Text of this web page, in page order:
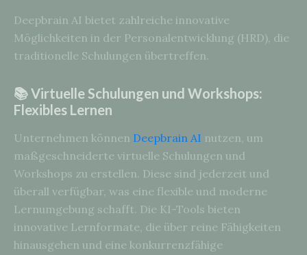
Deepbrain AI bietet zahlreiche innovative
Möglichkeiten in der Personalentwicklung (HRD), die
traditionelle Schulungen übertreffen.
📚 Virtuelle Schulungen und Workshops:
Flexibles Lernen
Unternehmen können Deepbrain AI nutzen, um
maßgeschneiderte virtuelle Schulungen und
Workshops zu erstellen. Diese sind jederzeit und
überall verfügbar, was eine flexible und moderne
Lernumgebung schafft. Die KI-Tools bieten
innovative Lernformate, die über reine Fähigkeiten
hinausgehen und eine konkurrenzfähige